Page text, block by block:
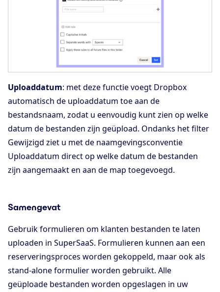
Uploaddatum: met deze functie voegt Dropbox
automatisch de uploaddatum toe aan de
bestandsnaam, zodat u eenvoudig kunt zien op welke
datum de bestanden zijn geüpload. Ondanks het filter
Gewijzigd ziet u met de naamgevingsconventie
Uploaddatum direct op welke datum de bestanden
zijn aangemaakt en aan de map toegevoegd.
Samengevat
Gebruik formulieren om klanten bestanden te laten
uploaden in SuperSaaS. Formulieren kunnen aan een
reserveringsproces worden gekoppeld, maar ook als
stand-alone formulier worden gebruikt. Alle
geüploade bestanden worden opgeslagen in uw